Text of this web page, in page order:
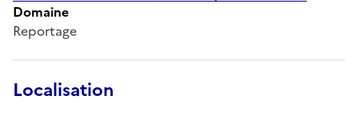
Domaine
Reportage
Localisation